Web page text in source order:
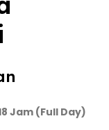
Jam (Full Day)